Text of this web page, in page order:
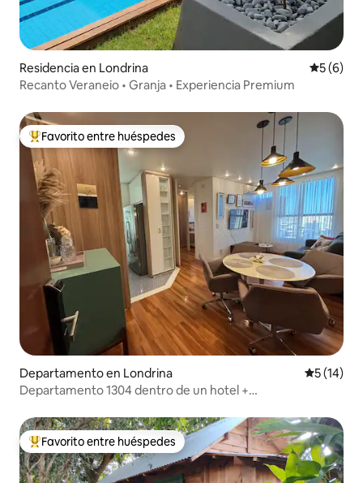
Residencia en Londrina
5 (6)
Recanto Veraneio • Granja • Experiencia Premium
De los mejores en Favorito entre huéspedes
Favorito entre huéspedes
Departamento en Londrina
5 (14)
Departamento 1304 dentro de un hotel +
De los mejores en Favorito entre huéspedes
Favorito entre huéspedes